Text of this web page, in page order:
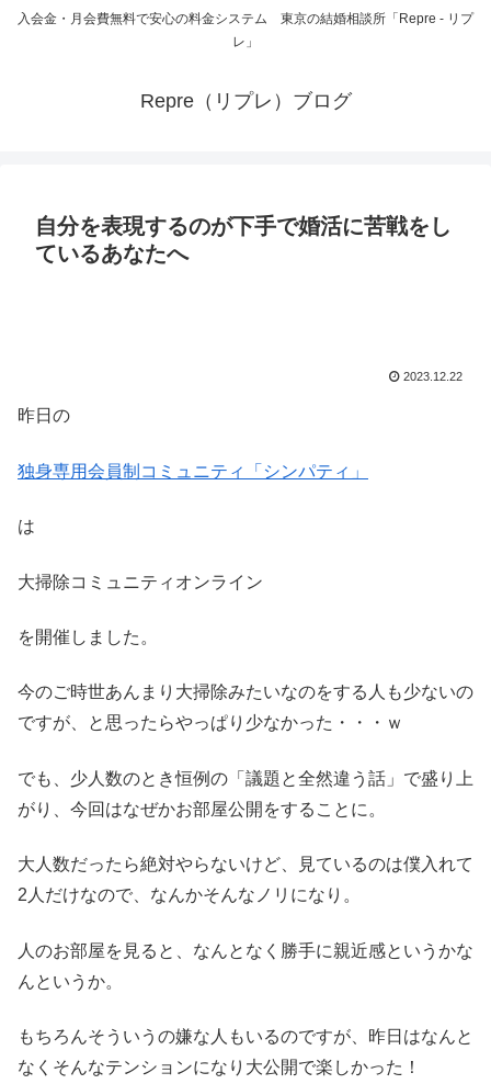
入会金・月会費無料で安心の料金システム 東京の結婚相談所「Repre - リプ
レ」
Repre（リプレ）ブログ
自分を表現するのが下手で婚活に苦戦をし
ているあなたへ
2023.12.22
昨日の
独身専用会員制コミュニティ「シンパティ」
は
大掃除コミュニティオンライン
を開催しました。
今のご時世あんまり大掃除みたいなのをする人も少ないの
ですが、と思ったらやっぱり少なかった・・・ｗ
でも、少人数のとき恒例の「議題と全然違う話」で盛り上
がり、今回はなぜかお部屋公開をすることに。
大人数だったら絶対やらないけど、見ているのは僕入れて
2人だけなので、なんかそんなノリになり。
人のお部屋を見ると、なんとなく勝手に親近感というかな
んというか。
もちろんそういうの嫌な人もいるのですが、昨日はなんと
なくそんなテンションになり大公開で楽しかった！